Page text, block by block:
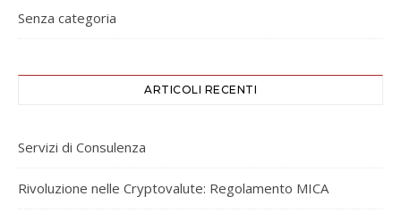
Senza categoria
ARTICOLI RECENTI
Servizi di Consulenza
Rivoluzione nelle Cryptovalute: Regolamento MICA